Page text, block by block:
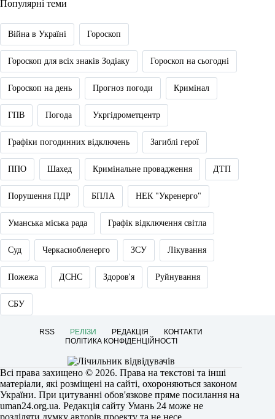
Популярні теми
Війна в Україні Гороскоп
Гороскоп для всіх знаків Зодіаку Гороскоп на сьогодні
Гороскоп на день Прогноз погоди Кримінал
ГПВ Погода Укргідрометцентр
Графіки погодинних відключень Загиблі герої
ППО Шахед Кримінальне провадження ДТП
Порушення ПДР БПЛА НЕК "Укренерго"
Уманська міська рада Графік відключення світла
Суд Черкасиобленерго ЗСУ Лікування
Пожежа ДСНС Здоров'я Руйнування
СБУ
RSS РЕЛІЗИ РЕДАКЦІЯ
КОНТАКТИ
ПОЛІТИКА КОНФІДЕНЦІЙНОСТІ
Всі права захищено © 2026. Права на текстові та інші
матеріали, які розміщені на сайті, охороняються законом
України. При цитуванні обов'язкове пряме посилання на
uman24.org.ua. Редакція сайту Умань 24 може не